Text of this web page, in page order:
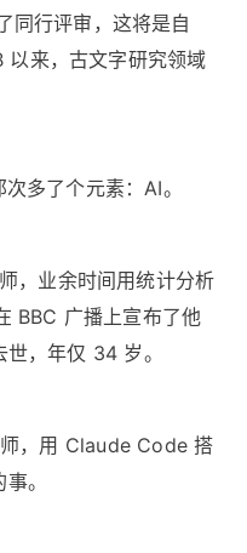
同行评审，这将是自
来，古文字研究领域
多了个元素：AI。
，业余时间用统计分析
BBC 广播上宣布了他
，年仅 34 岁。
，用 Claude Code 搭
。